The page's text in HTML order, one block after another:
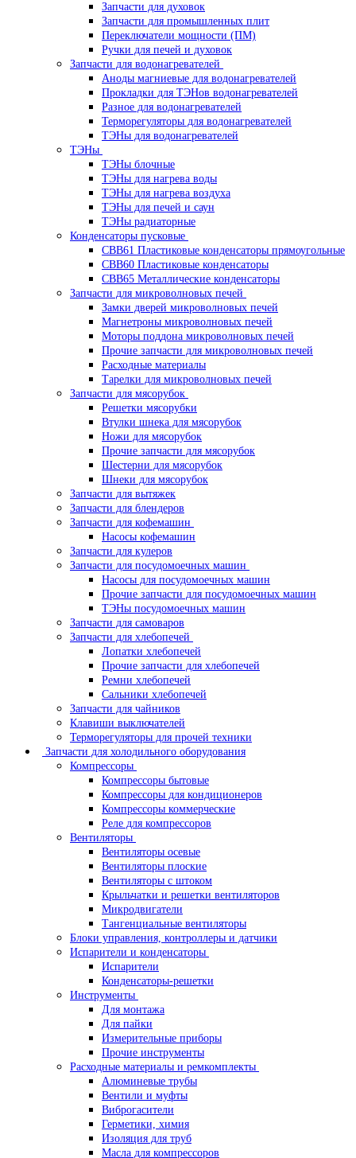
Запчасти для духовок
Запчасти для промышленных плит
Переключатели мощности (ПМ)
Ручки для печей и духовок
Запчасти для водонагревателей
Аноды магниевые для водонагревателей
Прокладки для ТЭНов водонагревателей
Разное для водонагревателей
Терморегуляторы для водонагревателей
ТЭНы для водонагревателей
ТЭНы
ТЭНы блочные
ТЭНы для нагрева воды
ТЭНы для нагрева воздуха
ТЭНы для печей и саун
ТЭНы радиаторные
Конденсаторы пусковые
CBB61 Пластиковые конденсаторы прямоугольные
CBB60 Пластиковые конденсаторы
CBB65 Металлические конденсаторы
Запчасти для микроволновых печей
Замки дверей микроволновых печей
Магнетроны микроволновых печей
Моторы поддона микроволновых печей
Прочие запчасти для микроволновых печей
Расходные материалы
Тарелки для микроволновых печей
Запчасти для мясорубок
Решетки мясорубки
Втулки шнека для мясорубок
Ножи для мясорубок
Прочие запчасти для мясорубок
Шестерни для мясорубок
Шнеки для мясорубок
Запчасти для вытяжек
Запчасти для блендеров
Запчасти для кофемашин
Насосы кофемашин
Запчасти для кулеров
Запчасти для посудомоечных машин
Насосы для посудомоечных машин
Прочие запчасти для посудомоечных машин
ТЭНы посудомоечных машин
Запчасти для самоваров
Запчасти для хлебопечей
Лопатки хлебопечей
Прочие запчасти для хлебопечей
Ремни хлебопечей
Сальники хлебопечей
Запчасти для чайников
Клавиши выключателей
Терморегуляторы для прочей техники
Запчасти для холодильного оборудования
Компрессоры
Компрессоры бытовые
Компрессоры для кондиционеров
Компрессоры коммерческие
Реле для компрессоров
Вентиляторы
Вентиляторы осевые
Вентиляторы плоские
Вентиляторы с штоком
Крыльчатки и решетки вентиляторов
Микродвигатели
Тангенциальные вентиляторы
Блоки управления, контроллеры и датчики
Испарители и конденсаторы
Испарители
Конденсаторы-решетки
Инструменты
Для монтажа
Для пайки
Измерительные приборы
Прочие инструменты
Расходные материалы и ремкомплекты
Алюминевые трубы
Вентили и муфты
Виброгасители
Герметики, химия
Изоляция для труб
Масла для компрессоров